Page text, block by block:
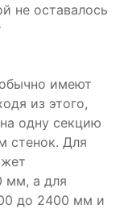
не оставалось
имеют
из этого,
одну секцию
стенок. Для
мм, а для
до 2400 мм и